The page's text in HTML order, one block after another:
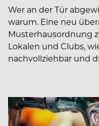
Wer an der Tür
warum. Eine neu
Musterhausordnung
Lokalen und Clubs,
nachvollziehbar und